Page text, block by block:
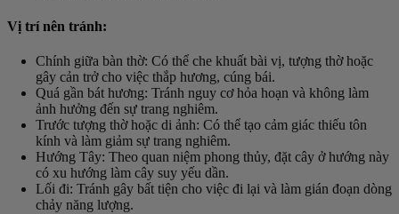
Vị trí nên tránh:
Chính giữa bàn thờ: Có thể che khuất bài vị, tượng thờ hoặc
gây cản trở cho việc thắp hương, cúng bái.
Quá gần bát hương: Tránh nguy cơ hỏa hoạn và không làm
ảnh hưởng đến sự trang nghiêm.
Trước tượng thờ hoặc di ảnh: Có thể tạo cảm giác thiếu tôn
kính và làm giảm sự trang nghiêm.
Hướng Tây: Theo quan niệm phong thủy, đặt cây ở hướng này
có xu hướng làm cây suy yếu dần.
Lối đi: Tránh gây bất tiện cho việc đi lại và làm gián đoạn dòng
chảy năng lượng.